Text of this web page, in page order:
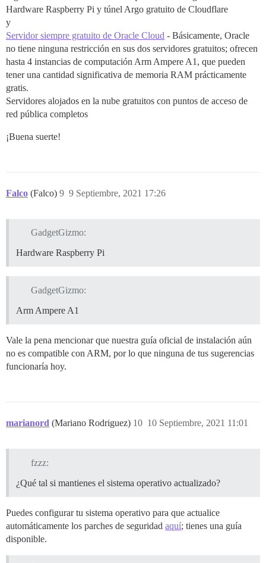
Hardware Raspberry Pi y túnel Argo gratuito de Cloudflare
y
Servidor siempre gratuito de Oracle Cloud - Básicamente, Oracle
no tiene ninguna restricción en sus dos servidores gratuitos; ofrecen
hasta 4 instancias de computación Arm Ampere A1, que pueden
tener una cantidad significativa de memoria RAM prácticamente
gratis.
Servidores alojados en la nube gratuitos con puntos de acceso de
red pública completos
¡Buena suerte!
Falco (Falco) 9 Septiembre, 2021 17:26
9
GadgetGizmo:
Hardware Raspberry Pi
GadgetGizmo:
Arm Ampere A1
Vale la pena mencionar que nuestra guía oficial de instalación aún
no es compatible con ARM, por lo que ninguna de tus sugerencias
funcionaría hoy.
marianord (Mariano Rodriguez) 10 Septiembre, 2021 11:01
10
fzzz:
¿Qué tal si mantienes el sistema operativo actualizado?
Puedes configurar tu sistema operativo para que actualice
automáticamente los parches de seguridad aquí; tienes una guía
disponible.